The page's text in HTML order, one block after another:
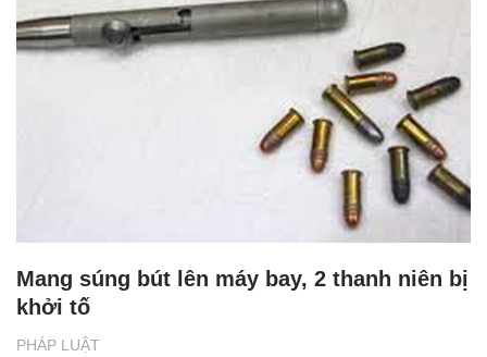
PHÁP LUẬT
Mang súng bút lên máy bay, 2 thanh niên bị
khởi tố